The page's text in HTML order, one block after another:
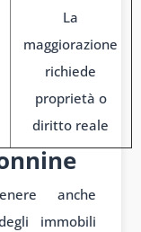
La
maggiorazione
richiede
proprietà o
diritto reale
anche
immobili